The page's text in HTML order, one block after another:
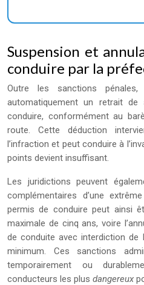
Suspension et
conduire par la
Outre les sanctions
automatiquement un retrait
conduire, conformément au
route. Cette déduction
l’infraction et peut conduire à
points devient insuffisant.
Les juridictions peuvent
complémentaires d’une
permis de conduire peut ainsi
maximale de cinq ans, voire
de conduite avec interdiction
minimum. Ces sanctions
temporairement ou
conducteurs les plus dangereux